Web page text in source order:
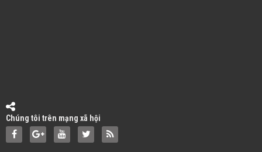
Chúng tôi trên mạng xã hội